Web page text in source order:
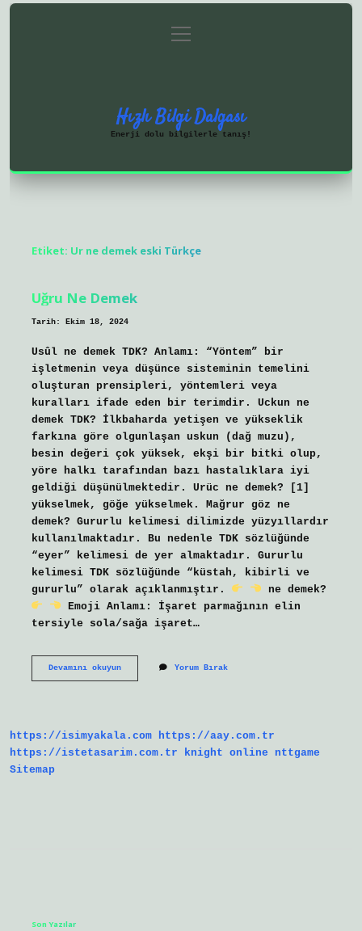
Gizlilik Politikası
menüyü
aç
Hızlı Bilgi Dalgası
Enerji dolu bilgilerle tanış!
Etiket: Ur ne demek eski Türkçe
Uğru Ne Demek
Tarih: Ekim 18, 2024
Usûl ne demek TDK? Anlamı: “Yöntem” bir
işletmenin veya düşünce sisteminin temelini
oluşturan prensipleri, yöntemleri veya
kuralları ifade eden bir terimdir. Uckun ne
demek TDK? İlkbaharda yetişen ve yükseklik
farkına göre olgunlaşan uskun (dağ muzu),
besin değeri çok yüksek, ekşi bir bitki olup,
yöre halkı tarafından bazı hastalıklara iyi
geldiği düşünülmektedir. Urüc ne demek? [1]
yükselmek, göğe yükselmek. Mağrur göz ne
demek? Gururlu kelimesi dilimizde yüzyıllardır
kullanılmaktadır. Bu nedenle TDK sözlüğünde
“eyer” kelimesi de yer almaktadır. Gururlu
kelimesi TDK sözlüğünde “küstah, kibirli ve
gururlu” olarak açıklanmıştır.
ne demek?
Emoji Anlamı: İşaret parmağının elin
tersiyle sola/sağa işaret…
Devamını okuyunUğru
Yorum Bırak
https://isimyakala.com https://aay.com.tr
https://istetasarim.com.tr
knight online
nttgame
Sitemap
Son Yazılar